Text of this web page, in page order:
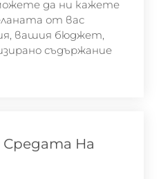
да ни кажете
от вас
вашия бюджет,
съдържание
Средата На